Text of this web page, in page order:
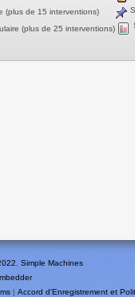
(plus de 15 interventions)
(plus de 25 interventions)
Simple Machines
| Accord d'Enregistrement et